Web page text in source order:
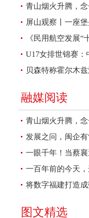
青山烟火升腾，
屏山观察丨一座
《民用航空发展“
U17女排世锦赛：
贝森特称霍尔木
融媒阅读
青山烟火升腾，
发展之问，闽企有
一眼千年！当蔡襄
一百年前的今天
报
将数字福建打造
图文精选